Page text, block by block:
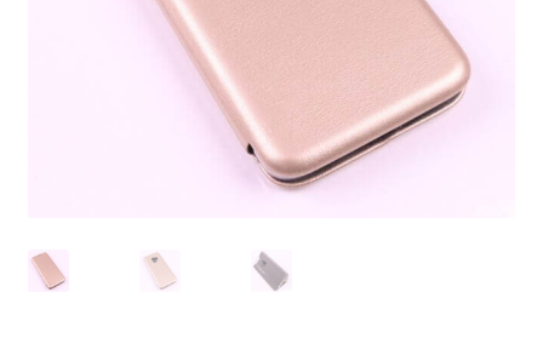
Сервис за мобилни телефони